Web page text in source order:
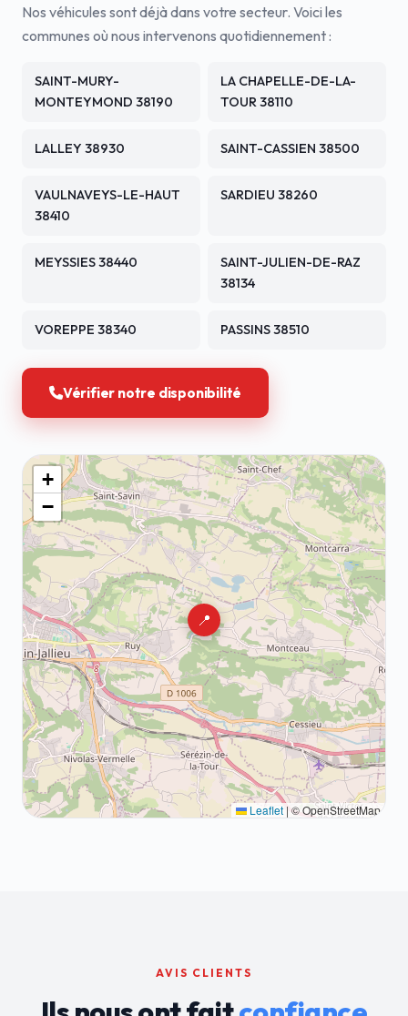
Nos véhicules sont déjà dans votre secteur. Voici les
communes où nous intervenons quotidiennement :
SAINT-MURY-
MONTEYMOND 38190
LA CHAPELLE-DE-LA-
TOUR 38110
LALLEY 38930 SAINT-CASSIEN 38500
VAULNAVEYS-LE-HAUT
38410
SARDIEU 38260
MEYSSIES 38440
SAINT-JULIEN-DE-RAZ
38134
VOREPPE 38340 PASSINS 38510
Vérifier notre disponibilité
📍
+
−
Leaflet | © OpenStreetMap
AVIS CLIENTS